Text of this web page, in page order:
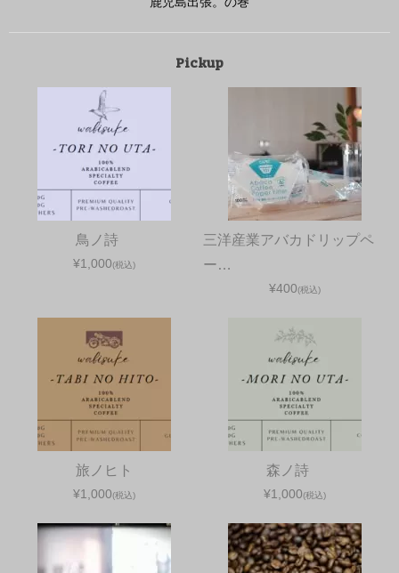
Pickup
鳥ノ詩
¥1,000(税込)
三洋産業アバカドリップペ
ー…
¥400(税込)
旅ノヒト
¥1,000(税込)
森ノ詩
¥1,000(税込)